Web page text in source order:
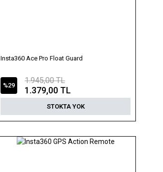
Insta360 Ace Pro Float Guard
%29
1.945,00 TL
1.379,00 TL
STOKTA YOK